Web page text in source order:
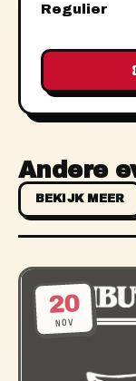
Regulier
Andere
BEKIJK MEER
20
NOV